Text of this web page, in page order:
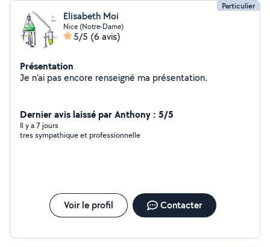
Particulier
Elisabeth Moi
Nice (Notre-Dame)
5/5 (6 avis)
Présentation
Je n'ai pas encore renseigné ma présentation.
Dernier avis laissé par Anthony : 5/5
Il y a 7 jours
tres sympathique et professionnelle
Voir le profil Contacter